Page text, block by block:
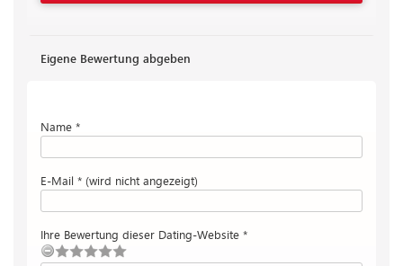
Eigene Bewertung abgeben
Name *
E-Mail * (wird nicht angezeigt)
Ihre Bewertung dieser Dating-Website *